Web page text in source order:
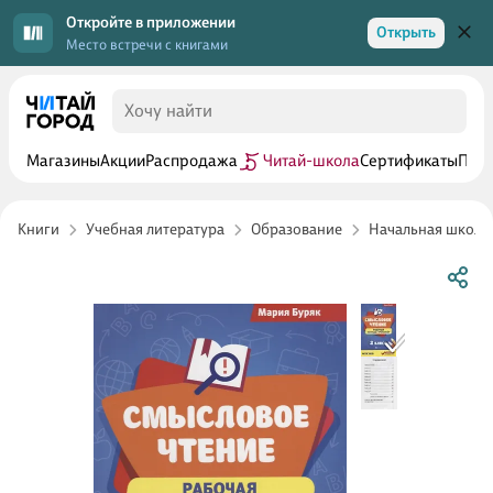
Откройте в приложении
Место встречи с книгами
Открыть
МагазиныАкцииРаспродажа Читай-школаСертификаты
Книги Учебная литература Образование Начальная школа